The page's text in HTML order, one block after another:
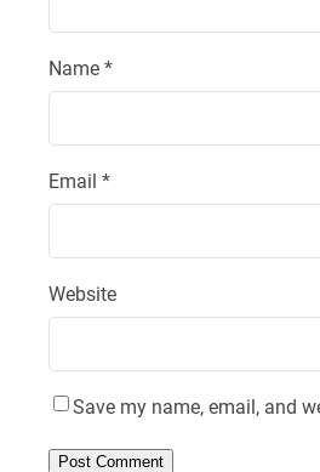
Name *
Email *
Website
Save my name, email, and